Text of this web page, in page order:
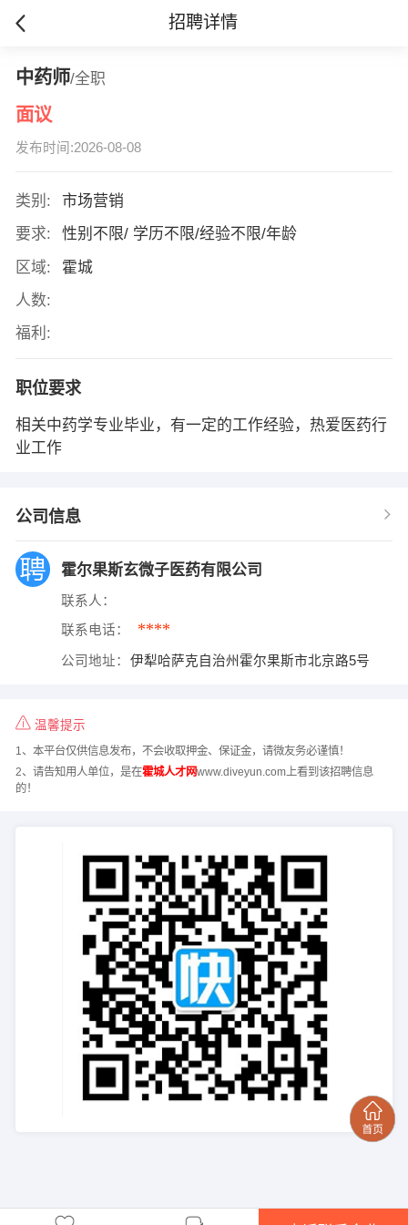
招聘详情
中药师/全职
面议
发布时间:2026-08-08
类别:
市场营销
要求:
性别不限/ 学历不限/经验不限/年龄
区域:
霍城
人数:
福利:
职位要求
相关中药学专业毕业，有一定的工作经验，热爱医药行
业工作
公司信息
霍尔果斯玄微子医药有限公司
联系人：
联系电话： ****
公司地址： 伊犁哈萨克自治州霍尔果斯市北京路5号
温馨提示
1、本平台仅供信息发布，不会收取押金、保证金，请微友务必谨慎！
2、请告知用人单位，是在霍城人才网www.diveyun.com上看到该招聘信息
的！